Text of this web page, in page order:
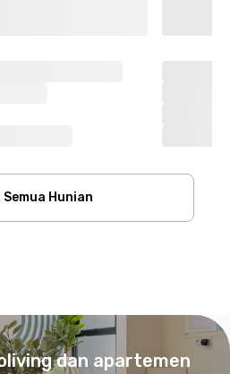
Hunian
dan apartemen